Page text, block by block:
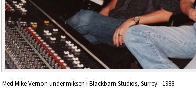
Med Mike Vernon under miksen i Blackbarn Studios, Surrey - 1988